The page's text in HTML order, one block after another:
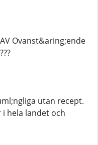
Ovanst&aring;ende
utan recept.
hela landet och